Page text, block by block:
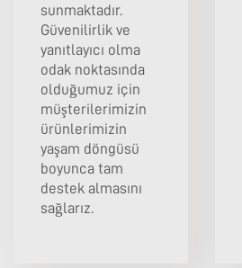
sunmaktadır.
Güvenilirlik ve
yanıtlayıcı olma
odak noktasında
olduğumuz için
müşterilerimizin
ürünlerimizin
yaşam döngüsü
boyunca tam
destek almasını
sağlarız.